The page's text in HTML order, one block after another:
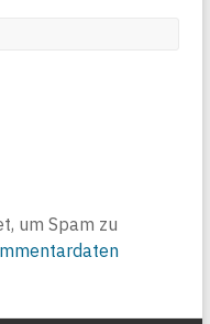
um Spam zu